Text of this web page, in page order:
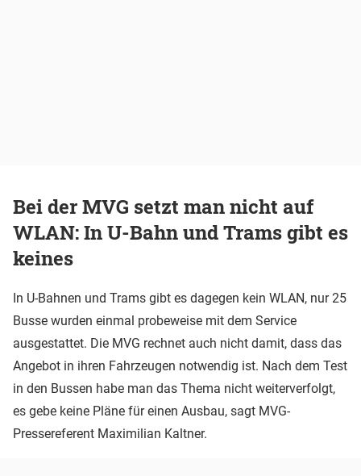
Bei der MVG setzt man nicht auf
WLAN: In U-Bahn und Trams gibt es
keines
In U-Bahnen und Trams gibt es dagegen kein WLAN, nur 25
Busse wurden einmal probeweise mit dem Service
ausgestattet. Die MVG rechnet auch nicht damit, dass das
Angebot in ihren Fahrzeugen notwendig ist. Nach dem Test
in den Bussen habe man das Thema nicht weiterverfolgt,
es gebe keine Pläne für einen Ausbau, sagt MVG-
Pressereferent Maximilian Kaltner.